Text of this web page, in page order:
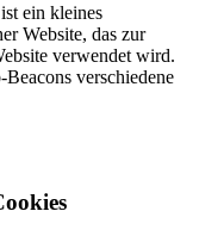
ein kleines
Website, das zur
verwendet wird.
verschiedene